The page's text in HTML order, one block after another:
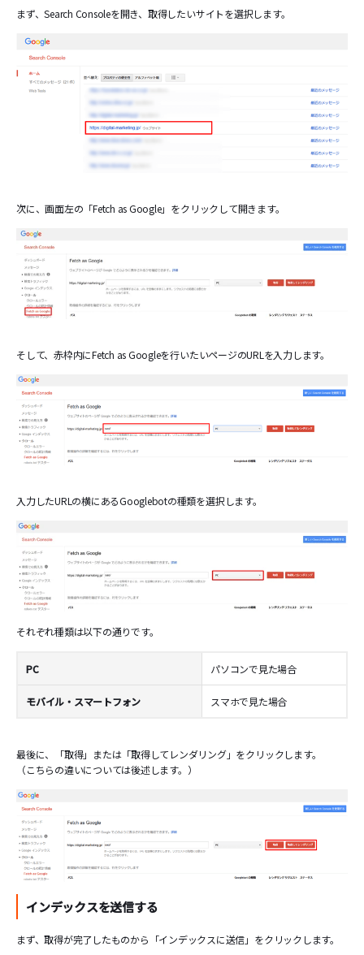
まず、Search Consoleを開き、取得したいサイトを選択します。
次に、画面左の「Fetch as Google」をクリックして開きます。
そして、赤枠内にFetch as Googleを行いたいページのURLを入力します。
入力したURLの横にあるGooglebotの種類を選択します。
それぞれ種類は以下の通りです。
PC パソコンで見た場合
モバイル・スマートフォン スマホで見た場合
最後に、「取得」または「取得してレンダリング」をクリックします。
（こちらの違いについては後述します。）
インデックスを送信する
まず、取得が完了したものから「インデックスに送信」をクリックします。